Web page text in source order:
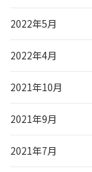
2022年5月
2022年4月
2021年10月
2021年9月
2021年7月